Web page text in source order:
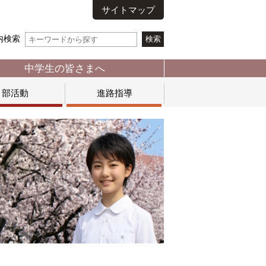
サイトマップ
検索
中学生の皆さまへ
部活動 進路指導